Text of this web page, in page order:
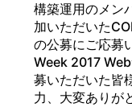
構築運用のメン
加いただいた
の公募にご応募
Week 2017
募いただいた皆
力、大変ありが